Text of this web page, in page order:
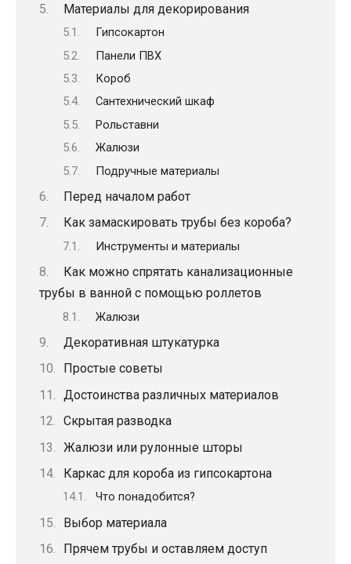
Материалы для декорирования
Гипсокартон
Панели ПВХ
Короб
Сантехнический шкаф
Рольставни
Жалюзи
Подручные материалы
Перед началом работ
Как замаскировать трубы без короба?
Инструменты и материалы
Как можно спрятать канализационные
трубы в ванной с помощью роллетов
Жалюзи
Декоративная штукатурка
Простые советы
Достоинства различных материалов
Скрытая разводка
Жалюзи или рулонные шторы
Каркас для короба из гипсокартона
Что понадобится?
Выбор материала
Прячем трубы и оставляем доступ